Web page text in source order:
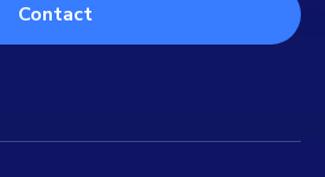
Contact